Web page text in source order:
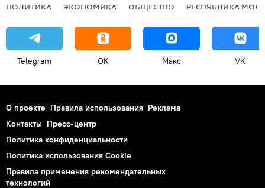
ПОЛИТИКА ЭКОНОМИКА ОБЩЕСТВО РЕСПУБЛИКА
Telegram OK Макс VK
О проекте Правила использования Реклама
Контакты Пресс-центр
Политика конфиденциальности
Политика использования Cookie
Правила применения рекомендательных
технологий